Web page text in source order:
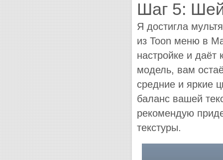
Шаг 5:
Я достигла
из Toon меню в
настройке и
модель, вам
средние и яркие
баланс вашей
рекомендую
текстуры.